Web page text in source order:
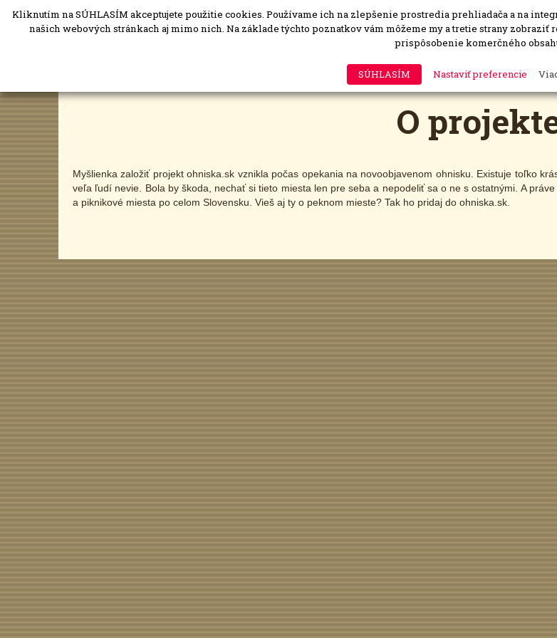
Všetky miesta
O
Myšlienka založiť projekt ohniska.sk vznikla počas opekania na novoobjavenom ohnisku. Existuje toľko
veľa ľudí nevie. Bola by škoda, nechať si tieto miesta len pre seba a nepodeliť sa o ne s ostatnými. A
a piknikové miesta po celom Slovensku. Vieš aj ty o peknom mieste? Tak ho pridaj do ohniska.sk.
Kliknutím na SÚHLASÍM akceptujete použitie cookies. Používame ich na zlepšenie prostredia prehliadača a na
našich webových stránkach aj mimo nich. Na základe týchto poznatkov vám môžeme my a tretie strany
prispôsobenie komerčného
SÚHLASÍM Nastaviť preferencie